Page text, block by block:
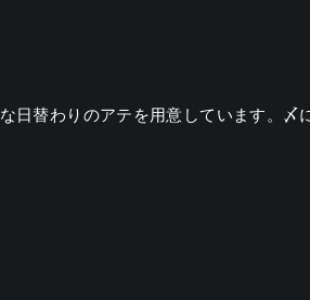
日替わりのアテを用意しています。〆